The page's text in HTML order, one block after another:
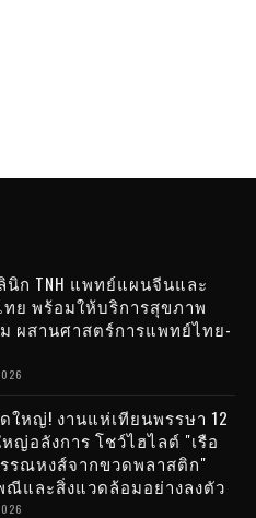
นิก TNH แพทย์แผนจีนและ
ย พร้อมให้บริการสุขภาพ
ผสานศาสตร์การแพทย์ไทย-
ใหญ่! งานแห่เทียนพรรษา 12
ญ่อลังการ โชว์ไฮไลต์ "เรือ
รณหงส์จากขวดพลาสติก"
ณีและสิ่งแวดล้อมอย่างลงตัว